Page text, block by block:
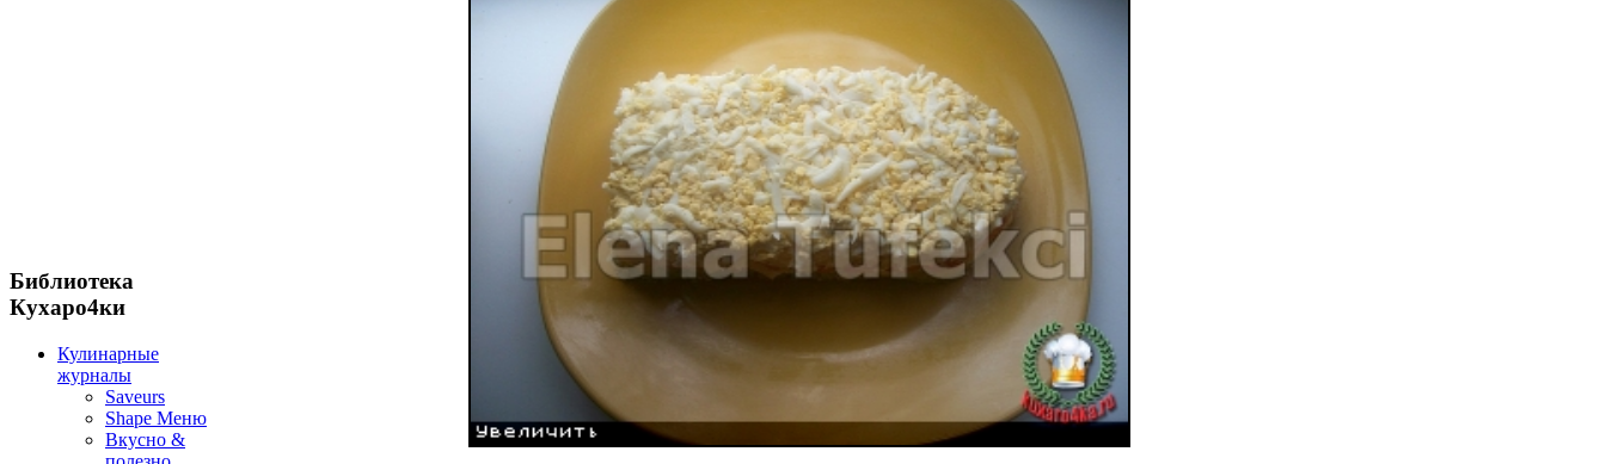
Библиотека
Кухаро4ки
Кулинарные
журналы
Saveurs
Shape Меню
Вкусно &